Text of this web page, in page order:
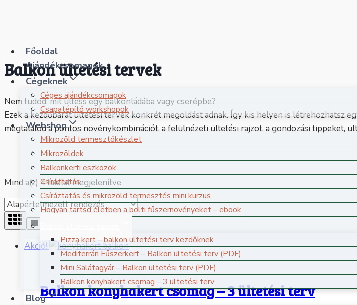
Főoldal
Ajándékcsomagok
Cégeknek
Céges ajándékcsomagok
Csapatépítő workshopok
Webshop
Mikrozöld termesztőkészlet
Mikrozöldek
Balkonkerti eszközök
Csíráztatás
Csíráztatás és mikrozöld termesztés mini kurzus
Hogyan tartsd életben a bolti fűszernövényeket – ebook
Pizza kert – balkon ültetési terv kezdőknek
Mediterrán Fűszerkert – Balkon ültetési terv (PDF)
Mini Salátagyár – Balkon ültetési terv (PDF)
Balkon konyhakert csomag – 3 ültetési terv
Blog
Balkon ültetési tervek
Nem tudod, mit ültess egy balkonládába vagy cserépbe?
Ezek a kezdőbarát ültetési tervek konkrét megoldást adnak. Így kis helyen is létrehozhatsz
megtalálod a pontos növénykombinációt, a felülnézeti ültetési rajzot, a gondozási tippeket,
Mind a(z) 4 találat megjelenítve
Akció!
Balkon konyhakert csomag – 3 ültetési terv